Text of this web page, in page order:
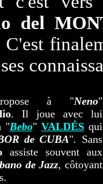
del
à "Neno"
. Il joue avec lui
"Bebo" VALDÉSqui
de CUBA". Sans
assiste souvent aux
de Jazz, côtoyant